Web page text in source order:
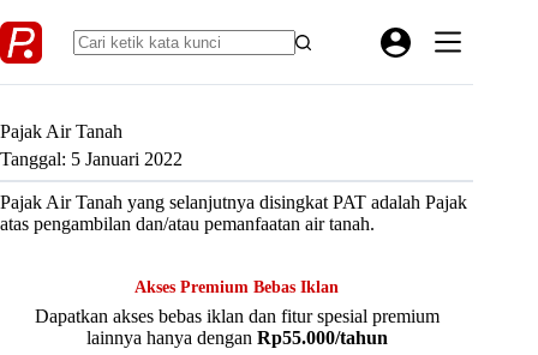
to
content
Pajak Air Tanah
Tanggal: 5 Januari 2022
Pajak Air Tanah yang selanjutnya disingkat PAT adalah Pajak
atas pengambilan dan/atau pemanfaatan air tanah.
Akses Premium Bebas Iklan
Dapatkan akses bebas iklan dan fitur spesial premium
lainnya hanya dengan Rp55.000/tahun